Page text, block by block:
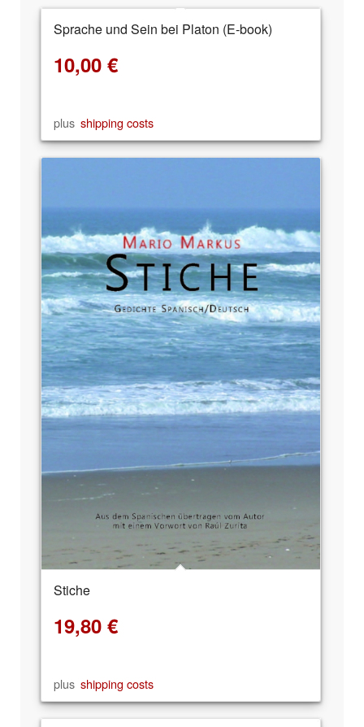
Sprache und Sein bei Platon (E-book)
10,00 €
plus shipping costs
Stiche
19,80 €
plus shipping costs